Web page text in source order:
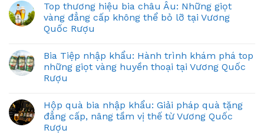
Top thương hiệu bia châu Âu: Những giọt
vàng đẳng cấp không thể bỏ lỡ tại Vương
Quốc Rượu
Bia Tiệp nhập khẩu: Hành trình khám phá top
những giọt vàng huyền thoại tại Vương Quốc
Rượu
Hộp quà bia nhập khẩu: Giải pháp quà tặng
đẳng cấp, nâng tầm vị thế từ Vương Quốc
Rượu